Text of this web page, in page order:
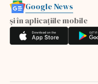
Google News
și în aplicațiile mobile